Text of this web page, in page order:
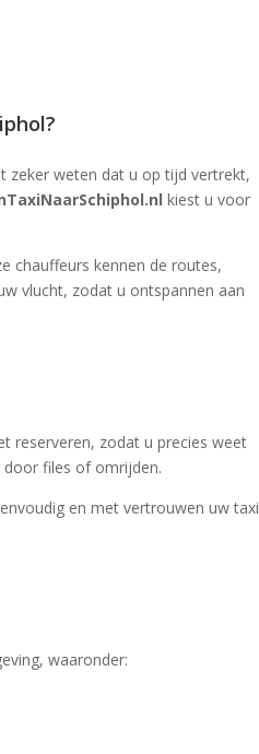
zeker weten dat u op tijd vertrekt,
kiest u voor
chauffeurs kennen de routes,
vlucht, zodat u ontspannen aan
reserveren, zodat u precies weet
door files of omrijden.
en met vertrouwen uw taxi
waaronder: